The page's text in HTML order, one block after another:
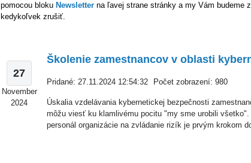
pomocou bloku Newsletter na ľavej strane stránky a my Vám budeme
kedykoľvek zrušiť.
27
November
2024
Školenie zamestnancov v oblasti
Pridané: 27.11.2024 12:54:32 Počet zobrazení: 980
Úskalia vzdelávania kybernetickej bezpečnosti
môžu viesť ku klamlivému pocitu "my sme urobili
personál organizácie na zvládanie rizík je prvým krokom